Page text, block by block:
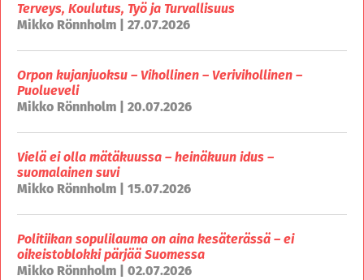
Terveys, Koulutus, Työ ja Turvallisuus
Mikko Rönnholm | 27.07.2026
Orpon kujanjuoksu – Vihollinen – Verivihollinen –
Puolueveli
Mikko Rönnholm | 20.07.2026
Vielä ei olla mätäkuussa – heinäkuun idus –
suomalainen suvi
Mikko Rönnholm | 15.07.2026
Politiikan sopulilauma on aina kesäterässä – ei
oikeistoblokki pärjää Suomessa
Mikko Rönnholm | 02.07.2026